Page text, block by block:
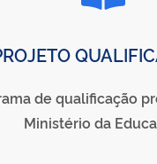
de qualificação
Ministério da